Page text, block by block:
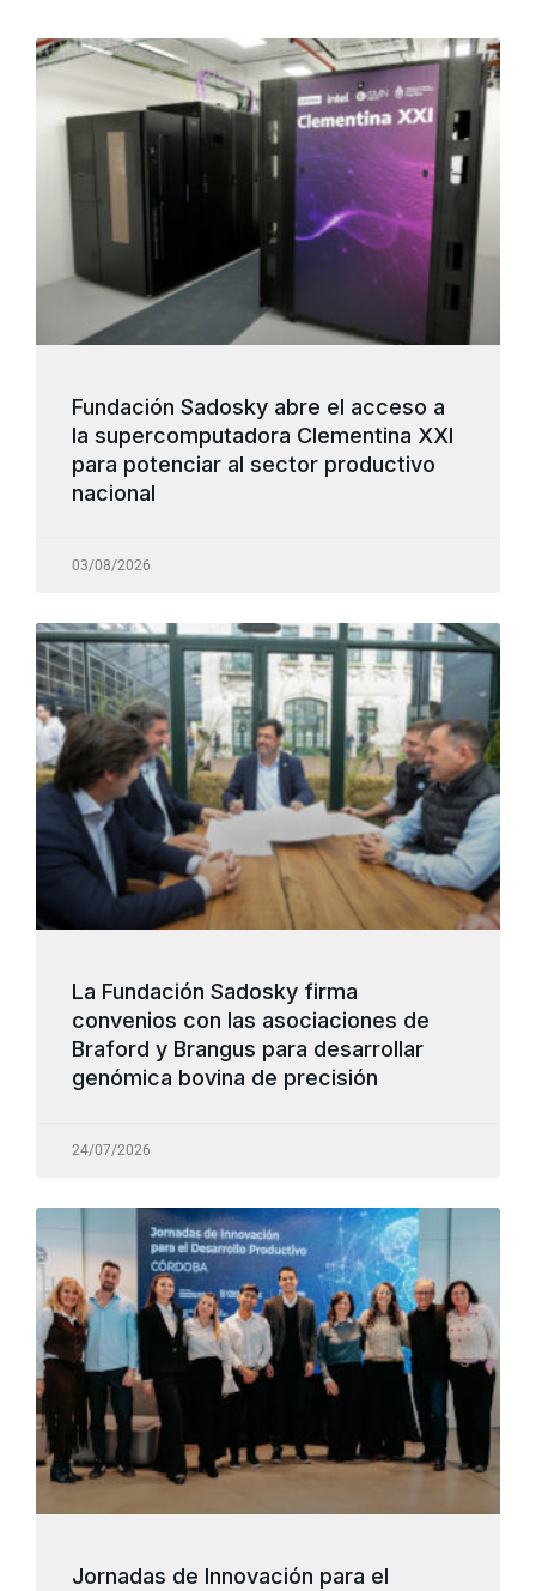
Fundación Sadosky abre el acceso a
la supercomputadora Clementina XXI
para potenciar al sector productivo
nacional
03/08/2026
La Fundación Sadosky firma
convenios con las asociaciones de
Braford y Brangus para desarrollar
genómica bovina de precisión
24/07/2026
Jornadas de Innovación para el